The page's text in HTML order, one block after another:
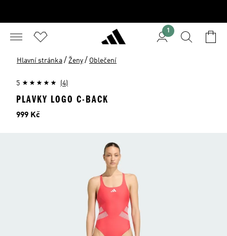
1
Hlavní stránka / Ženy / Oblečení
5 (4)
PLAVKY LOGO C-BACK
Cena
999 Kč